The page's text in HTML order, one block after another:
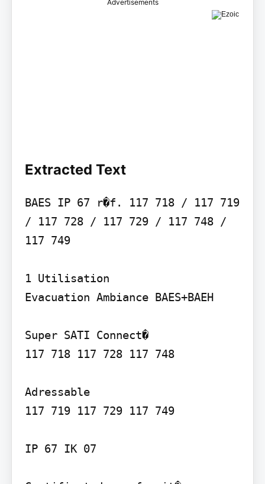
Advertisements
Extracted Text
BAES IP 67 r�f. 117 718 / 117 719
/ 117 728 / 117 729 / 117 748 /
117 749
1 Utilisation
Evacuation Ambiance BAES+BAEH
Super SATI Connect�
117 718 117 728 117 748
Adressable
117 719 117 729 117 749
IP 67 IK 07